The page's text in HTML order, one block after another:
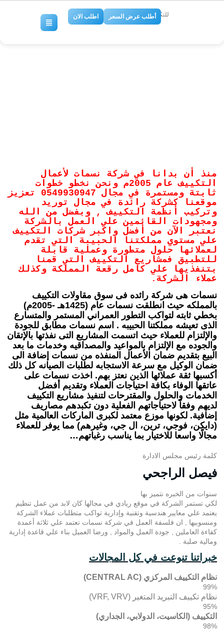
للتكييف والتبريد
أطلب عرض السعر اطلب الان
منذ أن بدانا في شركة نسمات لأعمال
التكييف عام 2005م ونحن نخطو خطوات
ثابتة ومستمرة في مجال 0549930947 تعزيز
موقعنا كشركة رائدة في مجال توريد
وتركيب أنظمة التكييف , وبفضل من الله
ومجهودات القائمين علي العمل بالشركة
نعتبر الآن من أفضل واكبر شركات التكييف
علي مستوي مملكتنا الحبيبة التي تقدم
لعملائها حلول متطورة وعملية قابلة
للتطبيق فمشاريع التكييف التي قمنا
بتنفذيها علي كامل رقعة المملكة وكذلك
عملاء الشركة.
نسمات هى شركة رائده فى سوق مقاولات التكييف
بالمملكه حيث انطلقت نسمات عام (1425هـ -2005م)
بخطي ثابته لتواكب التطور العمراني المستمر والمتسارع
الذى تعيشه مملكتنا الحبيبه . اسم نسمات مطابق للجودة
والإلتزام للعملاء حيث اتسمت المشاريع التى نفذتها بالإتقان
والجوده مع الإلتزام بالمواعيد والمصداقيه وخدمات ما بعد
البيع بتقديم ضمان الأعمال المنفذه من نسمات إضافة الى
ضمان الوكيل مع سرعة الاستجابه لطلبات الصيانه كل ذلك
أكسبها ثقة عملائها الذين نعتز بهم. اخذت نسمات على
عاتقها الوفاء بكافة احتياجات العملاء وتقديم أفضل
الخدمات والحلول والمقترحات لتنفيذ مشاريع التكييف
لديهم وفقاً لاحتياجاتهم الفعلية دون تكبدهم مصاريف
إضافية. لكونها موزع معتمد لكبرى الماركات العالمية مثل
(دايكن، فوجي، ترين، ال جي، وغيرهم) مما يوفر للعملاء
مجالًا واسعا للاختيار بما يناسب رغباتهم…
كلمة رئيس مجلس الادارة
فيصل الراجحي
سنوات من الخبره نتميز بها
لكي تستمر الشركة في موقع ريادي في مجالها كان لابد من عمل تنظيم
يعتمد علي معايير هندسية وتقنية وإدارية تواكب متطلبات عملاء الشركة
ومنسوبيها , ان فلسفة العمل في شركة نسمات تعتمد علي ثلاثة أعمدة
كفاءة العاملين , جودة العمل والمواد , ورضا العميل بناء علي قاعدة إدارية
ومالية صلبة .
خبراتنا تنوعت في كل المجالات
نظام التكييف المركزي (CENTRAL AC)
99%
نظام تكييف التبريد المتغير (VRF, VRV)
95%
التكييف (الكاسيت، الدولابي، الجداري)
98%